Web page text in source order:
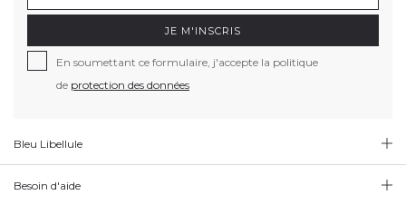
JE M'INSCRIS
En soumettant ce formulaire, j'accepte la politique
de protection des données
Bleu Libellule
Besoin d'aide